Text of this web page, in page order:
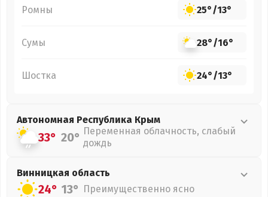
Ромны 25°/13°
Сумы 28°/16°
Шостка 24°/13°
Автономная Республика Крым
33° 20° Переменная облачность, слабый
дождь
Винницкая область
24° 13° Преимущественно ясно